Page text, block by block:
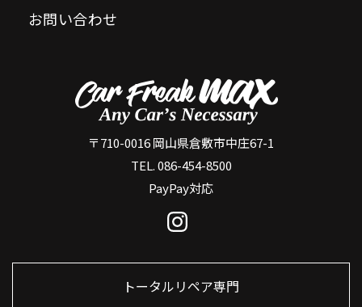
お問い合わせ
〒710-0016 岡山県倉敷市中庄67-1
TEL. 086-454-8500
PayPay対応
トータルリペア専門